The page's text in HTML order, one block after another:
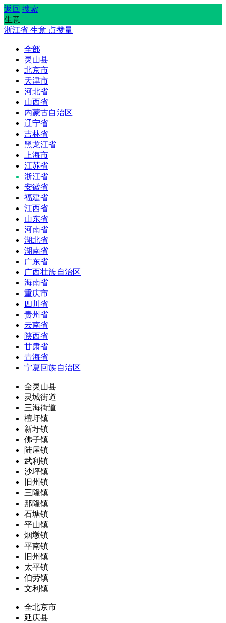
返回 搜索
生意
浙江省 生意 点赞量
全部
灵山县
北京市
天津市
河北省
山西省
内蒙古自治区
辽宁省
吉林省
黑龙江省
上海市
江苏省
浙江省
安徽省
福建省
江西省
山东省
河南省
湖北省
湖南省
广东省
广西壮族自治区
海南省
重庆市
四川省
贵州省
云南省
陕西省
甘肃省
青海省
宁夏回族自治区
全灵山县
灵城街道
三海街道
檀圩镇
新圩镇
佛子镇
陆屋镇
武利镇
沙坪镇
旧州镇
三隆镇
那隆镇
石塘镇
平山镇
烟墩镇
平南镇
旧州镇
太平镇
伯劳镇
文利镇
全北京市
延庆县